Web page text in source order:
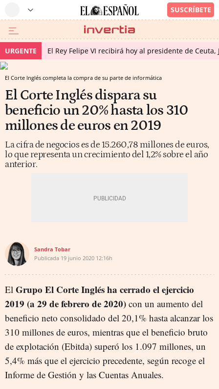
URGENTE El Rey Felipe VI recibirá hoy al presidente de Ceuta,
El Corte Inglés completa la compra de su parte de informática
El Corte Inglés dispara su
beneficio un 20% hasta los 310
millones de euros en 2019
La cifra de negocios es de 15.260,78 millones de euros,
lo que representa un crecimiento del 1,2% sobre el año
anterior.
Sandra Tobar
Publicada 19 junio 2020 12:16h
El Grupo El Corte Inglés ha cerrado el ejercicio
2019 (a 29 de febrero de 2020) con un aumento del
beneficio neto consolidado del 20,1% hasta alcanzar los
310 millones de euros, mientras que el beneficio bruto
de explotación (Ebitda) superó los 1.097 millones, un
5,4% más que el ejercicio precedente, según recoge el
Informe de Gestión y las Cuentas Anuales.